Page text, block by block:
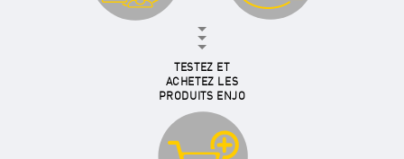
TESTEZ ET
ACHETEZ LES
PRODUITS ENJO